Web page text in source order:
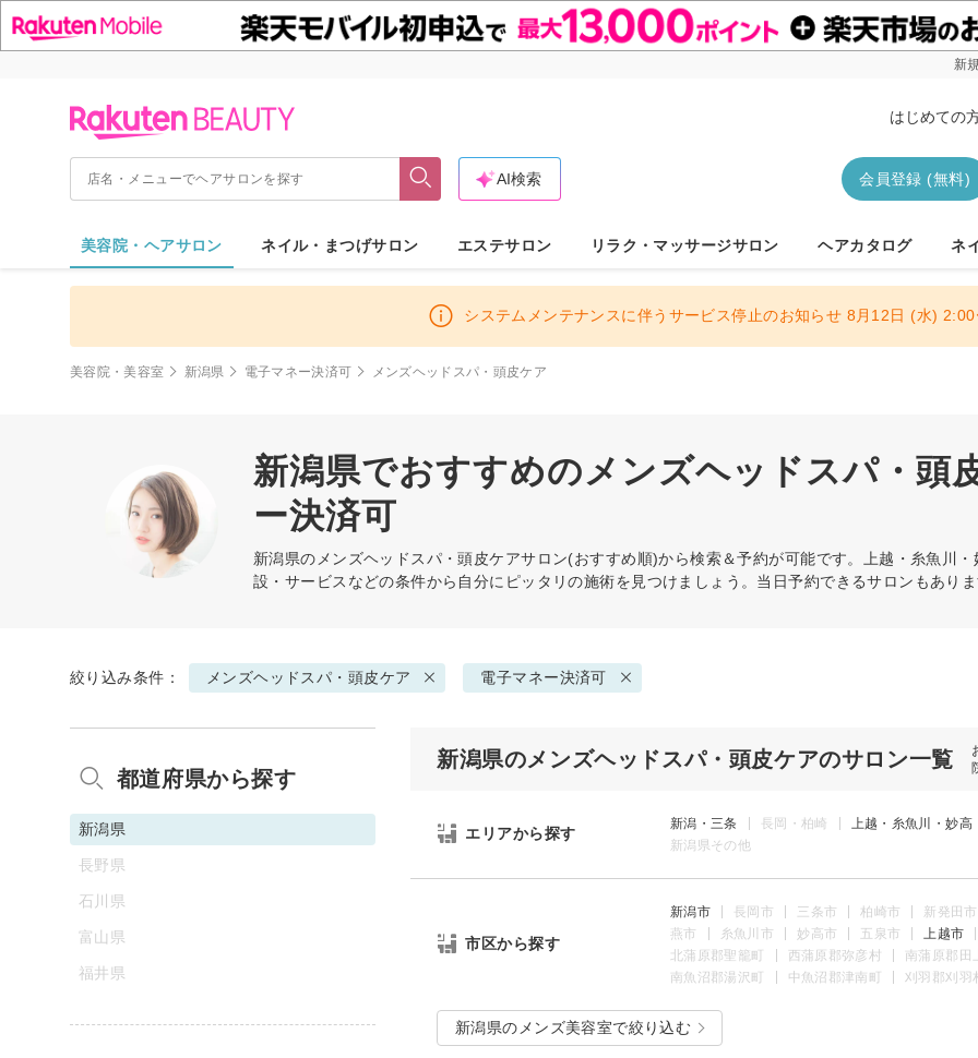
新
はじめての
会員登録 (無料)
AI検索
美容院・ヘアサロン ネイル・まつげサロン エステサロン リラク・マッサージサロン ヘアカタログ ネ
システムメンテナンスに伴うサービス停止のお知らせ 8月12日 (水)
美容院・美容室 新潟県 電子マネー決済可 メンズヘッドスパ・頭皮ケア
新潟県でおすすめのメンズヘッドスパ・頭
ー決済可
新潟県の メンズヘッドスパ・頭皮ケアサロン(おすすめ順)から検索＆予約が可能です。上越・糸魚川
設・サービスなどの条件から自分にピッタリの施術を見つけましょう。当日予約できるサロンもありま
絞り込み条件： メンズヘッドスパ・頭皮ケア 電子マネー決済可
新潟県のメンズヘッドスパ・頭皮ケアのサロン一覧
エリアから探す
新潟・三条 長岡・柏崎 上越・糸魚川・妙高
新潟県その他
市区から探す
新潟市 長岡市 三条市 柏崎市 新発田市
燕市
糸魚川市 妙高市 五泉市 上越市
北蒲原郡聖籠町
西蒲原郡弥彦村 南蒲原郡田
南魚沼郡湯沢町
中魚沼郡津南町 刈羽郡刈羽
新潟県のメンズ美容室で絞り込む
都道府県から探す
新潟県
長野県
石川県
富山県
福井県